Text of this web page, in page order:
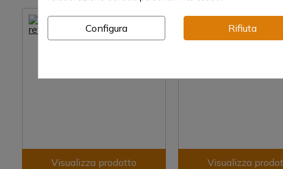
Visualizza prodotto Visualizza
Configura Rifiuta